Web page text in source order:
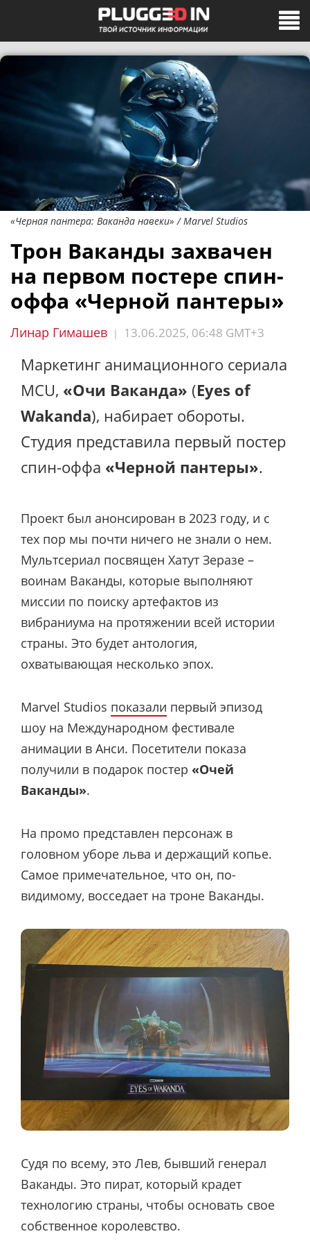
«Черная пантера: Ваканда навеки» / Marvel Studios
Трон Ваканды захвачен
на первом постере спин-
оффа «Черной пантеры»
Линар Гимашев | 13.06.2025, 06:48 GMT+3
Маркетинг анимационного сериала
MCU, «Очи Ваканда» (Eyes of
Wakanda), набирает обороты.
Студия представила первый постер
спин-оффа «Черной пантеры».
Проект был анонсирован в 2023 году, и с
тех пор мы почти ничего не знали о нем.
Мультсериал посвящен Хатут Зеразе –
воинам Ваканды, которые выполняют
миссии по поиску артефактов из
вибраниума на протяжении всей истории
страны. Это будет антология,
охватывающая несколько эпох.
Marvel Studios показали первый эпизод
шоу на Международном фестивале
анимации в Анси. Посетители показа
получили в подарок постер «Очей
Ваканды».
На промо представлен персонаж в
головном уборе льва и держащий копье.
Самое примечательное, что он, по-
видимому, восседает на троне Ваканды.
Судя по всему, это Лев, бывший генерал
Ваканды. Это пират, который крадет
технологию страны, чтобы основать свое
собственное королевство.